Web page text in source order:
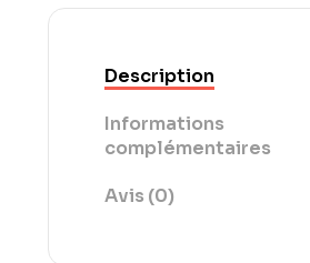
Description
Informations
complémentaires
Avis (0)